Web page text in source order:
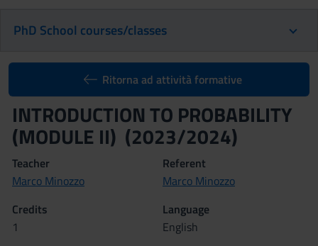
PhD School courses/classes
Ritorna ad attività formative
INTRODUCTION TO PROBABILITY
(MODULE II) (2023/2024)
Teacher
Marco Minozzo
Referent
Marco Minozzo
Credits
1
Language
English